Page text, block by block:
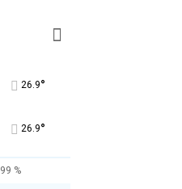
26.9°
26.9°
99 %